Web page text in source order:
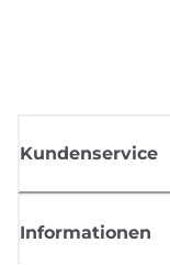
Kundenservice
Informationen